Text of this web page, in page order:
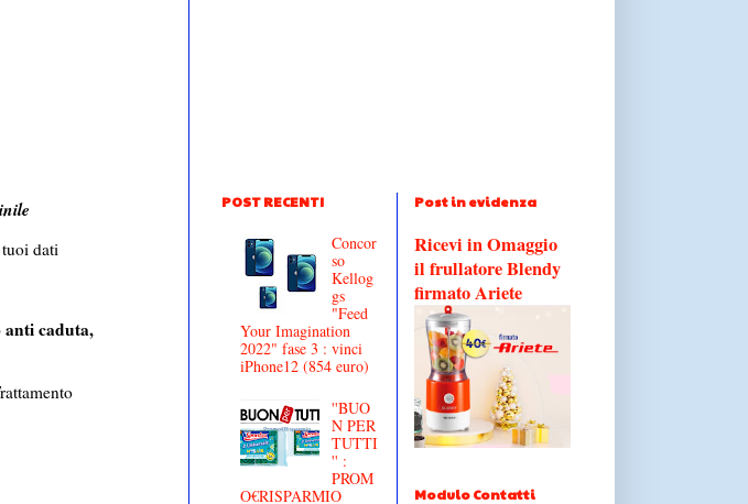
dati
anti caduta,
POST RECENTI
Concor
so
Kellog
gs
"Feed
Your Imagination
2022" fase 3 : vinci
iPhone12 (854 euro)
''BUO
N PER
TUTTI
'' :
PROM
O€RISPARMIO
Post in evidenza
Ricevi in Omaggio
il frullatore Blendy
firmato Ariete
Modulo Contatti